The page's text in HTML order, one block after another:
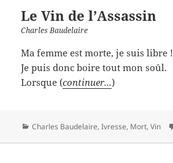
Le Vin de l’Assassin
Charles Baudelaire
Ma femme est morte, je suis libre !
Je puis donc boire tout mon soûl.
Lorsque (continuer...)
Catégories
Charles Baudelaire,Ivresse, Mort,Vin